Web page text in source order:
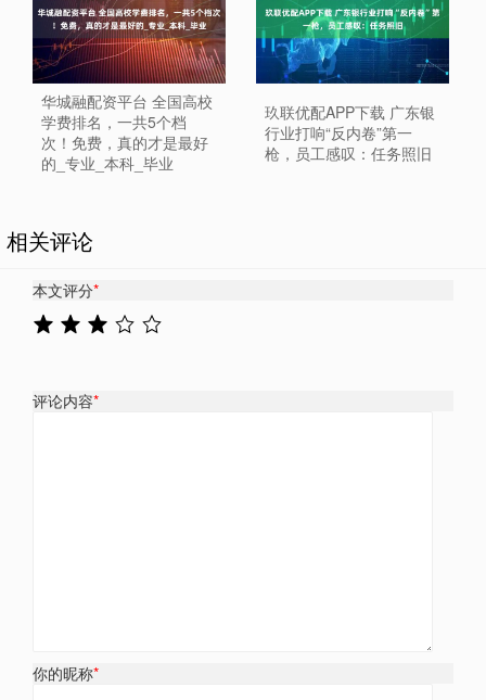
华城融配资平台 全国高校
学费排名，一共5个档
次！免费，真的才是最好
的_专业_本科_毕业
玖联优配APP下载 广东银
行业打响“反内卷”第一
枪，员工感叹：任务照旧
相关评论
本文评分*
评论内容*
你的昵称*